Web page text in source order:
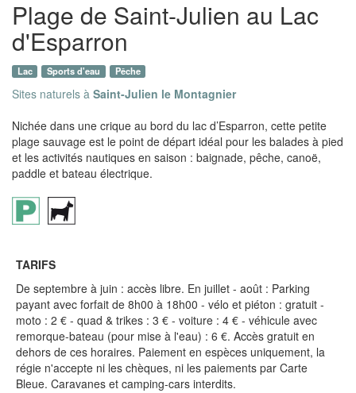
Plage de Saint-Julien au Lac
d'Esparron
Lac Sports d'eau Pêche
Sites naturels à Saint-Julien le Montagnier
Nichée dans une crique au bord du lac d’Esparron, cette petite
plage sauvage est le point de départ idéal pour les balades à pied
et les activités nautiques en saison : baignade, pêche, canoë,
paddle et bateau électrique.
TARIFS
De septembre à juin : accès libre. En juillet - août : Parking
payant avec forfait de 8h00 à 18h00 - vélo et piéton : gratuit -
moto : 2 € - quad & trikes : 3 € - voiture : 4 € - véhicule avec
remorque-bateau (pour mise à l'eau) : 6 €. Accès gratuit en
dehors de ces horaires. Paiement en espèces uniquement, la
régie n'accepte ni les chèques, ni les paiements par Carte
Bleue. Caravanes et camping-cars interdits.